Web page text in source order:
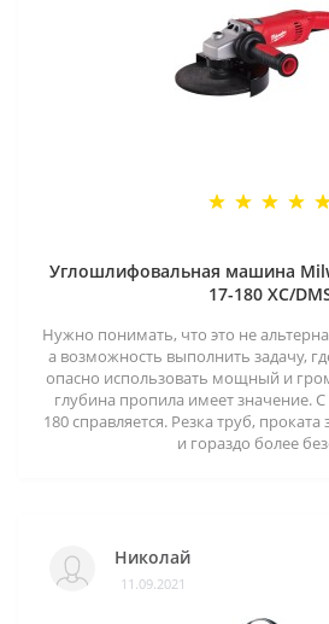
Углошлифовальная машина
17-180 XC/
Нужно понимать, что это не
а возможность выполнить задачу,
опасно использовать мощный и
глубина пропила имеет значение.
180 справляется. Резка труб,
и гораздо более
Николай
11.09.2021